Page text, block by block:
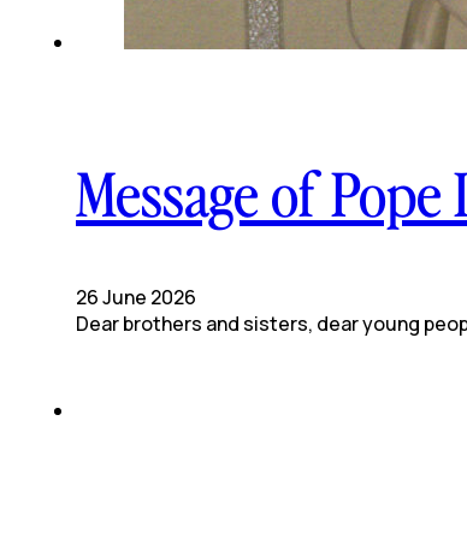
Message of
26 June 2026
Dear brothers and sisters, dear young